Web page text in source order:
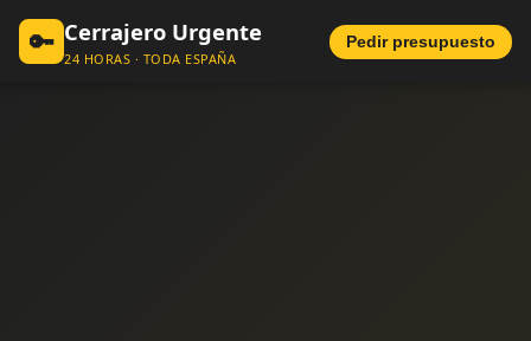
🔑 Cerrajero Urgente
24 HORAS · TODA ESPAÑA
Pedir presupuesto